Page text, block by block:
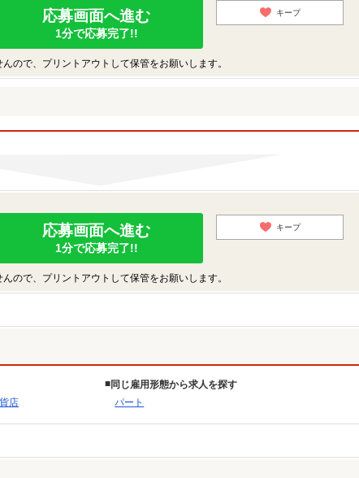
応募画面へ進む
1分で応募完了!!
キープ
ので、プリントアウトして保管をお願いします。
応募画面へ進む
1分で応募完了!!
キープ
ので、プリントアウトして保管をお願いします。
店
同じ雇用形態から求人を探す
パート